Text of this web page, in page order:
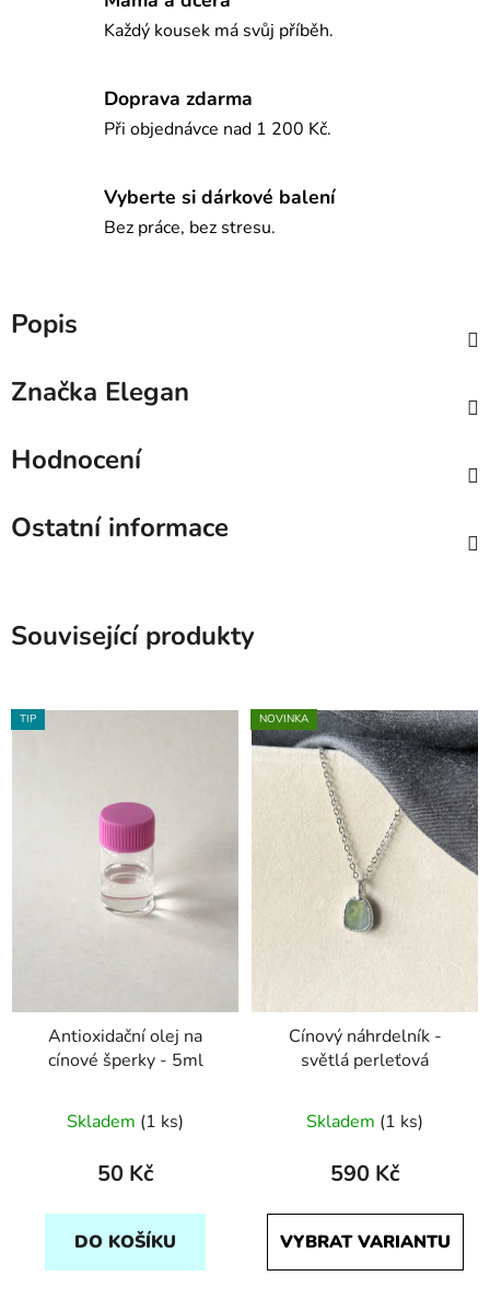
Každý kousek má svůj příběh.
Doprava zdarma
Při objednávce nad 1 200 Kč.
Vyberte si dárkové balení
Bez práce, bez stresu.
Popis
Značka Elegan
Hodnocení
Ostatní informace
Související produkty
TIP
Antioxidační olej na
cínové šperky - 5ml
Skladem (1 ks)
50 Kč
DO KOŠÍKU
NOVINKA
Cínový náhrdelník -
světlá perleťová
Skladem (1 ks)
590 Kč
VYBRAT VARIANTU